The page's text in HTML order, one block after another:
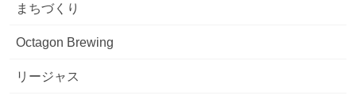
まちづくり
Octagon Brewing
リージャス